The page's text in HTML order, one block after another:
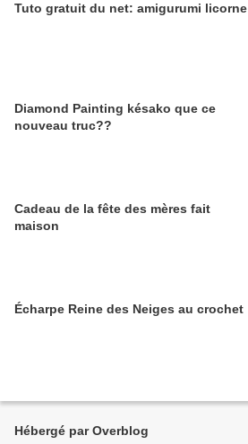
Tuto gratuit du net: amigurumi licorne
Diamond Painting késako que ce
nouveau truc??
Cadeau de la fête des mères fait
maison
Écharpe Reine des Neiges au crochet
Hébergé par Overblog